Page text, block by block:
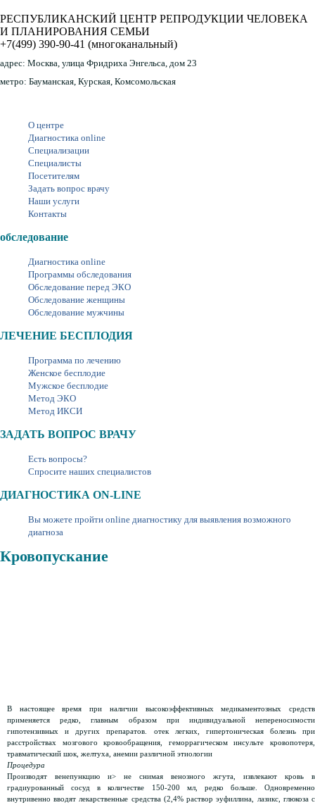
РЕСПУБЛИКАНСКИЙ ЦЕНТР РЕПРОДУКЦИИ ЧЕЛОВЕКА
И ПЛАНИРОВАНИЯ СЕМЬИ
+7(499) 390-90-41 (многоканальный)
адрес: Москва, улица Фридриха Энгельса, дом 23
метро: Бауманская, Курская, Комсомольская
О центре
Диагностика online
Специализации
Специалисты
Посетителям
Задать вопрос врачу
Наши услуги
Контакты
обследование
Диагностика online
Программы обследования
Обследование перед ЭКО
Обследование женщины
Обследование мужчины
ЛЕЧЕНИЕ БЕСПЛОДИЯ
Программа по лечению
Женское бесплодие
Мужское бесплодие
Метод ЭКО
Метод ИКСИ
ЗАДАТЬ ВОПРОС ВРАЧУ
Есть вопросы?
Спросите наших специалистов
ДИАГНОСТИКА ON-LINE
Вы можете пройти online диагностику для выявления возможного
диагноза
Кровопускание
В настоящее время при наличии высокоэффективных медикаментозных средств
применяется редко, главным образом при индивидуальной непереносимости
гипотензивных и других препаратов. отек легких, гипертоническая болезнь при
расстройствах мозгового кровообращения, геморрагическом инсульте кровопотеря,
травматический шок, желтуха, анемии различной этиологии
Процедура
Производят венепункцию и> не снимая венозного жгута, извлекают кровь в
градиурованный сосуд в количестве 150-200 мл, редко больше. Одновременно
внутривенно вводят лекарственные средства (2,4% раствор эуфиллина, лазикс, глюкоза с